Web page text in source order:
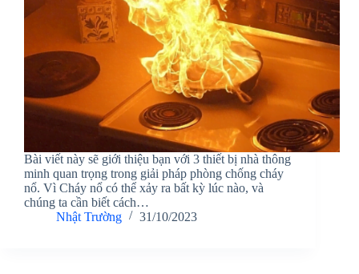
Bài viết này sẽ giới thiệu bạn với 3 thiết bị nhà thông
minh quan trọng trong giải pháp phòng chống cháy
nổ. Vì Cháy nổ có thể xảy ra bất kỳ lúc nào, và
chúng ta cần biết cách…
Nhật Trường
31/10/2023